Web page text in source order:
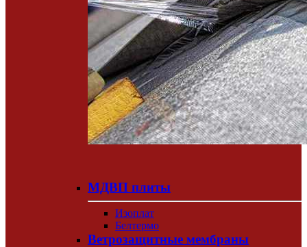
МДВП плиты
Изоплат
Белтермо
Ветрозащитные мембраны